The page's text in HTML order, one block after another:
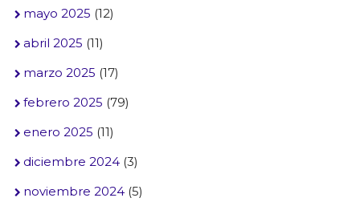
mayo 2025 (12)
abril 2025 (11)
marzo 2025 (17)
febrero 2025 (79)
enero 2025 (11)
diciembre 2024(3)
noviembre 2024(5)